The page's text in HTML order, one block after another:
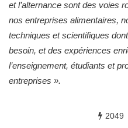
et l’alternance sont des voies
nos entreprises alimentaires,
techniques et scientifiques
besoin, et des expériences
l’enseignement, étudiants et
entreprises ».
2049